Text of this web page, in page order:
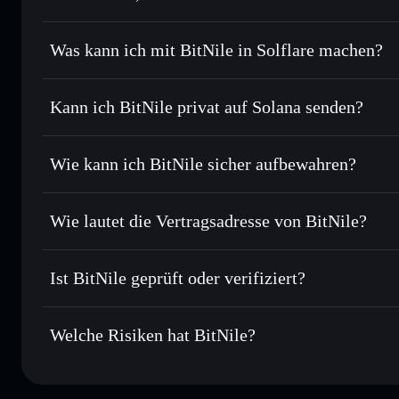
BitNile nicht verifiziert
Was kann ich mit BitNile in Solflare machen?
BitNile
Solflare-Wallet
Sofort tauschen– handle NILE gegen SOL, USDC oder
Durchschnittskosteneffekt nutzen– Schritt für Schritt per
Privat senden– übertrage NILE, ohne Wallets öffentlich
Aggregators
Kann ich BitNile privat auf Solana senden?
Privacy
Wie kann ich BitNile sicher aufbewahren?
BitNile nicht
Privacy Aggregator
Wie lautet die Vertragsadresse von BitNile?
BitNile
Wallet
NILE
Ist BitNile geprüft oder verifiziert?
BitNile derzeit nicht
Welche Risiken hat BitNile?